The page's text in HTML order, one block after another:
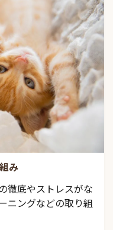
み
徹底やストレスがな
ニングなどの取り組